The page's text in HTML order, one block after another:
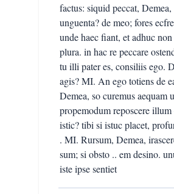
factus: siquid peccat,
unguenta? de meo; fores
unde haec fiant, et adhuc
plura. in hac re peccare
tu illi pater es, consiliis ego.
agis? MI. An ego totiens de
Demea, so curemus aequam
propemodum reposcere
istic? tibi si istuc placet,
. MI. Rursum, Demea,
sum; si obsto .. em desino.
iste ipse sentiet